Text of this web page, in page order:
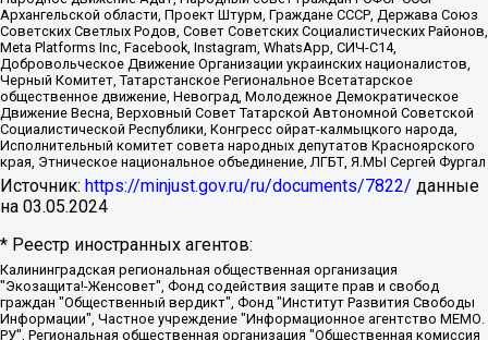
Архангельской области, Проект Штурм, Граждане СССР, Держава Союз
Советских Светлых Родов, Совет Советских Социалистических Районов,
Meta Platforms Inc, Facebook, Instagram, WhatsApp, СИЧ-С14,
Добровольческое Движение Организации украинских националистов,
Черный Комитет, Татарстанское Региональное Всетатарское
общественное движение, Невоград, Молодежное Демократическое
Движение Весна, Верховный Совет Татарской Автономной Советской
Социалистической Республики, Конгресс ойрат-калмыцкого народа,
Исполнительный комитет совета народных депутатов Красноярского
края, Этническое национальное объединение, ЛГБТ, Я.МЫ Сергей Фургал
Источник: https://minjust.gov.ru/ru/documents/7822/ данные
на 03.05.2024
* Реестр иностранных агентов:
Калининградская региональная общественная организация "Экозащита!-Женсовет", Фонд содействия защите прав и свобод граждан "Общественный вердикт", Фонд "Институт Развития Свободы Информации", Частное учреждение "Информационное агентство МЕМО. РУ", Региональная общественная организация "Общественная комиссия по сохранению наследия академика Сахарова", Фонд поддержки свободы прессы, Санкт-Петербургская общественная правозащитная организация "Гражданский контроль", Межрегиональная общественная организация "Информационно-просветительский центр "Мемориал", Региональный Фонд "Центр Защиты Прав Средств Массовой Информации", с 05.12.2023 Фонд "Центр Защиты Прав Средств массовой информации", Региональная общественная благотворительная организация помощи беженцам и мигрантам "Гражданское содействие", Негосударственное образовательное учреждение дополнительного профессионального образования (повышение квалификации) специалистов "АКАДЕМИЯ ПО ПРАВАМ ЧЕЛОВЕКА", Свердловская региональная общественная организация "Сутяжник", Автономная некоммерческая организация "Центр независимых социологических исследований", Союз общественных объединений "Российский исследовательский центр по правам человека", Региональное общественное учреждение научно-информационный центр "МЕМОРИАЛ", Некоммерческая организация "Фонд защиты гласности", Автономная некоммерческая организация "Институт прав человека", Городская общественная организация "Екатеринбургское общество "МЕМОРИАЛ", Городская общественная организация "Рязанское историко-просветительское и правозащитное общество "Мемориал" (Рязанский Мемориал), Челябинский региональный орган общественной самодеятельности – женское общественное объединение "Женщины Евразии", Челябинский региональный орган общественной самодеятельности "Уральская правозащитная группа", Фонд содействия защите здоровья и социальной справедливости имени Андрея Рылькова, Автономная Некоммерческая Организация "Аналитический Центр Юрия Левады", Автономная некоммерческая организация социальной поддержки населения "Проект Апрель", Региональная общественная организация помощи женщинам и детям, находящимся в кризисной ситуации "Информационно-методический центр "Анна", Фонд содействия развитию массовых коммуникаций и правовому просвещению "Так-так-Так", Фонд содействия устойчивому развитию "Серебряная тайга", Свердловский региональный общественный фонд социальных проектов "Новое время", "Idel.Реалии", Кавказ.Реалии, Крым.Реалии, Телеканал Настоящее Время, Татаро-башкирская служба Радио Свобода (Azatliq Radiosi), Радио Свободная Европа/Радио Свобода (PCE/PC), "Сибирь.Реалии", "Фактограф", Благотворительный фонд помощи осужденным и их семьям, Автономная некоммерческая организация "Институт глобализации и социальных движений", Фонд "В защиту прав заключенных", Частное учреждение "Центр поддержки и содействия развитию средств массовой информации", Пензенский региональный общественный благотворительный фонд "Гражданский союз", "Север.Реалии", Некоммерческая организация Фонд "Правовая инициатива", Общество с ограниченной ответственностью "Радио Свободная Европа/Радио Свобода", Чешское информационное агентство "MEDIUM-ORIENT", Красноярская региональная общественная организация "Мы против СПИДа", Камалягин Денис Николаевич, Маркелов Сергей Евгеньевич, Пономарев Лев Александрович, Савицкая Людмила Алексеевна, Автономная некоммерческая организация "Центр по работе с проблемой насилия "НАСИЛИЮ.НЕТ", Межрегиональный профессиональный союз работников здравоохранения "Альянс врачей", Юридическое лицо, зарегистрированное в Латвийской Республике, SIA "Medusa Project" (регистрационный номер 40103797863, дата регистрации 10.06.2014), Некоммерческая организация "Фонд по борьбе с коррупцией", Автономная некоммерческая организация "Институт права и публичной политики", Баданин Роман Сергеевич, Гликин Максим Александрович, Железнова Мария Михайловна, Лукьянова Юлия Сергеевна, Маетная Елизавета Витальевна, Маняхин Петр Борисович, Чуракова Ольга Владимировна, Ярош Юлия Петровна, Юридическое лицо "The Insider SIA", зарегистрированное в Риге, Латвийская Республика (дата регистрации 26.06.2015), являющееся администратором доменного имени интернет-издания "The Insider SIA", https://theins.ru, Постернак Алексей Евгеньевич, Рубин Михаил Аркадьевич, Анин Роман Александрович, Юридическое лицо Istories fonds, зарегистрированное в Латвийской Республике (регистрационный номер 50008295751, дата регистрации 24.02.2020), Великовский Дмитрий Александрович, Долинина Ирина Николаевна, Мароховская Алеся Алексеевна, Шлейнов Роман Юрьевич, Шмагун Олеся Валентиновна, Общество с ограниченной ответственностью "Альтаир 2021", Общество с ограниченной ответственностью "Вега 2021", Общество с ограниченной ответственностью "Главный редактор 2021", Общество с ограниченной ответственностью "Ромашки монолит", Важенков Артем Валерьевич, Ивановская областная общественная организация "Центр гендерных исследований", Гурман Юрий Альбертович, Медиапроект "ОВД-Инфо", Егоров Владимир Владимирович, Жилинский Владимир Александрович, Общество с ограниченной ответственностью "ЗП", Иванова София Юрьевна, Карезина Инна Павловна, Кильтау Екатерина Викторовна, Петров Алексей Викторович, Пискунов Сергей Евгеньевич, Смирнов Сергей Сергеевич, Тихонов Михаил Сергеевич, Общество с ограниченной ответственностью "ЖУРНАЛИСТ-ИНОСТРАННЫЙ АГЕНТ", Арапова Галина Юрьевна, Вольтская Татьяна Анатольевна, Американская компания "Mason G.E.S. Anonymous Foundation" (США), являющаяся владельцем интернет-издания https://mnews.world/, Компания "Stichting Bellingcat", зарегистрированная в Нидерландах (дата регистрации 11.07.2018), Захаров Андрей Вячеславович, Клепиковская Екатерина Дмитриевна, Общество с ограниченной ответственностью "МЕМО", Перл Роман Александрович, Симонов Евгений Алексеевич, Соловьева Елена Анатольевна, Сотников Даниил Владимирович, Сурначева Елизавета Дмитриевна, Автономная некоммерческая организация по защите прав человека и информированию населения "Якутия – Наше Мнение", Общество с ограниченной ответственностью "Москоу диджитал медиа", с 26.01.2023 Общество с ограниченной ответственностью "Чайка Белые сады", Ветошкина Валерия Валерьевна, Заговора Максим Александрович, Межрегиональное общественное движение "Российская ЛГБТ - сеть", Оленичев Максим Владимирович, Павлов Иван Юрьевич, Скворцова Елена Сергеевна, Общество с ограниченной ответственностью "Как бы инагент", Кочетков Игорь Викторович, Общество с ограниченной ответственностью "Честные выборы", Еланчик Олег Александрович, Общество с ограниченной ответственностью "Нобелевский призыв", Гималова Регина Эмилевна, Григорьев Андрей Валерьевич, Григорьева Алина Александровна, Ассоциация по содействию защите прав призывников, альтернативнослужащих и военнослужащих "Правозащитная группа "Гражданин.Армия.Право", Хисамова Регина Фаритовна, Автономная некоммерческая организация по реализации социально-правовых программ "Лилит", Дальневосточное общественное движение "Маяк", Санкт-Петербургская ЛГБТ-инициативная группа "Выход", Инициативная группа ЛГБТ+ "Реверс", Алексеев Андрей Викторович, Бекбулатова Таисия Львовна, Беляев Иван Михайлович, Владыкина Елена Сергеевна, Гельман Марат Александрович, Никульшина Вероника Юрьевна, Толоконникова Надежда Андреевна, Шендерович Виктор Анатольевич, Общество с ограниченной ответственностью "Данное сообщение", Общество с ограниченной ответственностью Издательский дом "Новая глава", Айнбиндер Александра Александровна, Московский комьюнити-центр для ЛГБТ+инициатив, Благотворительный фонд развития филантропии, Deutsche Welle (Германия, Kurt-Schumacher-Strasse 3, 53113 Bonn), Борзунова Мария Михайловна, Воробьев Виктор Викторович, Голубева Анна Львовна, Константинова Алла Михайловна, Малкова Ирина Владимировна, Мурадов Мурад Абдулгалимович, Осетинская Елизавета Николаевна, Понасенков Евгений Николаевич, Ганапольский Матвей Юрьевич, Киселев Евгений Алексеевич, Борухович Ирина Григорьевна, Дремин Иван Тимофеевич, Дубровский Дмитрий Викторович, Красноярская региональная общественная организация поддержки и развития альтернативных образовательных технологий и межкультурных коммуникаций "ИНТЕРРА", Маяковская Екатерина Алексеевна, Фейгин Марк Захарович, Филимонов Андрей Викторович, Дзугкоева Регина Николаевна, Доброхотов Роман Александрович, Дудь Юрий Александрович, Елкин Сергей Владимирович, Кругликов Кирилл Игоревич, Сабунаева Мария Леонидовна, Семенов Алексей Владимирович, Шаинян Карен Багратович, Шульман Екатерина Михайловна, Асафьев Артур Валерьевич, Вахштайн Виктор Семенович, Венедиктов Алексей Алексеевич, Лушникова Екатерина Евгеньевна, Волков Леонид Михайлович, Невзоров Александр Глебович, Пархоменко Сергей Борисович, Сироткин Ярослав Николаевич, Кара-Мурза Владимир Владимирович, Баранова Наталья Владимировна, Гозман Леонид Яковлевич, Кагарлицкий Борис Юльевич, Климарев Михаил Валерьевич, Милов Владимир Станиславович, Автономная некоммерческая организация Краснодарский центр современного искусства "Типография", Моргенштерн Алишер Тагирович, Соболь Любовь Эдуардовна, Общество с ограниченной ответственностью "ЛИЗА НОРМ", Каспаров Гарри Кимович, Ходорковский Михаил Борисович, Общество с ограниченной ответственностью "Апрельские тезисы", Данилович Ирина Брониславовна, Кашин Олег Владимирович, Петров Николай Владимирович, Пивоваров Алексей Владимирович, Соколов Михаил Владимирович, Цветкова Юлия Владимировна, Чичваркин Евгений Александрович, Комитет против пыток/Команда против пыток, Общество с ограниченной ответственностью "Первый научный", Общество с ограниченной ответственностью "Вертолет и ко", Белоцерковская Вероника Борисовна, Кац Максим Евгеньевич, Лазарева Татьяна Юрьевна, Шаведдинов Руслан Табризович, Яшин Илья Валерьевич, Общество с ограниченной ответственностью "Иноагент ААВ", Алешковский Дмитрий Петрович, Альбац Евгения Марковна, Быков Дмитрий Львович, Галямина Юлия Евгеньевна, Лойко Сергей Леонидович, Мартынов Кирилл Константинович, Медведев Сергей Александрович, Крашенинников Федор Геннадиевич, Гордеева Катерина Вл